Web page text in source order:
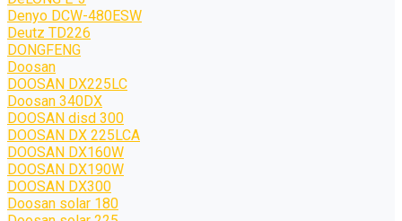
Denyo DCW-480ESW
Deutz TD226
DONGFENG
Doosan
DOOSAN DX225LC
Doosan 340DX
DOOSAN disd 300
DOOSAN DX 225LCA
DOOSAN DX160W
DOOSAN DX190W
DOOSAN DX300
Doosan solar 180